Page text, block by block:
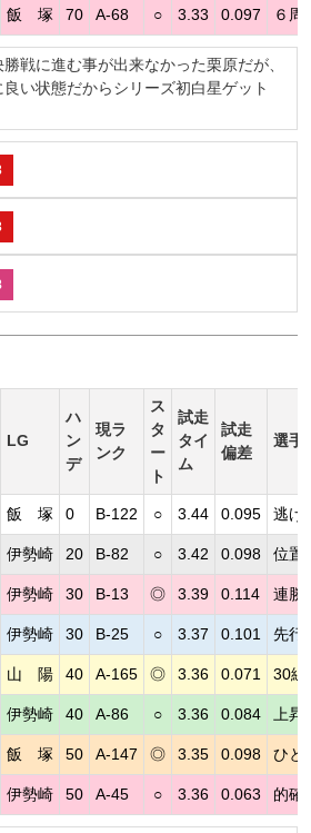
飯 塚 70 A-68 ○ 3.33 0.097 ６周
戦に進む事が出来なかった栗原だが、
い状態だからシリーズ初白星ゲット
LG
ハ
ン
デ
現ラ
ンク
ス
タ
ー
ト
試走
タイ
ム
試走
偏差
選手
飯 塚 0 B-122 ○ 3.44 0.095 逃げ
伊勢崎 20 B-82 ○ 3.42 0.098 位置
伊勢崎 30 B-13 ◎ 3.39 0.114 連勝
伊勢崎 30 B-25 ○ 3.37 0.101 先行
山 陽 40 A-165 ◎ 3.36 0.071 30線
伊勢崎 40 A-86 ○ 3.36 0.084 上
飯 塚 50 A-147 ◎ 3.35 0.098 ひと
伊勢崎 50 A-45 ○ 3.36 0.063 的確